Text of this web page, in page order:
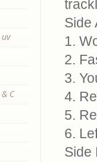
Side
1.
2.
3.
4.
5.
6.
Side
C